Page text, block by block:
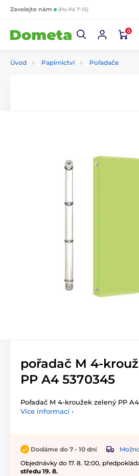
Zavolejte nám (Po-Pá 7-15)
0
Úvod Papírnictví Pořadače
pořadač M 4-
PP A4 5370345
Pořadač M 4-kroužek zelený PP
Více informací ›
Dodáme do 7 - 10 dní
Objednávky do 17. 8. 12:00,
středu 19. 8.